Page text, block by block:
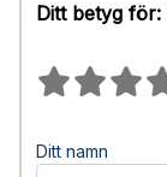
Ditt betyg för:
Ditt namn